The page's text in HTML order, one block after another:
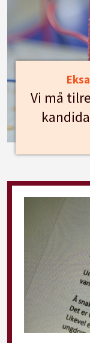
Vi må